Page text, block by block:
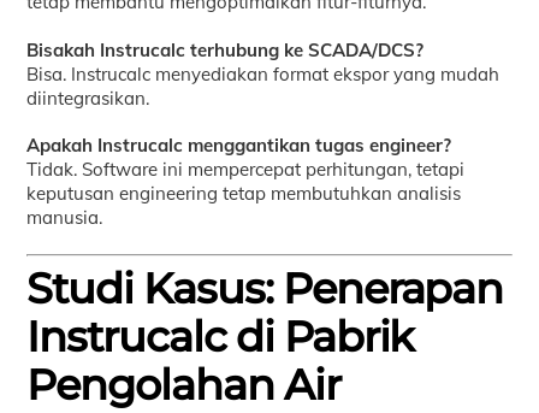
Bisakah Instrucalc terhubung ke SCADA/DCS?
Bisa. Instrucalc menyediakan format ekspor yang mudah
diintegrasikan.
Apakah Instrucalc menggantikan tugas engineer?
Tidak. Software ini mempercepat perhitungan, tetapi
keputusan engineering tetap membutuhkan analisis
manusia.
Studi Kasus: Penerapan
Instrucalc di Pabrik
Pengolahan Air